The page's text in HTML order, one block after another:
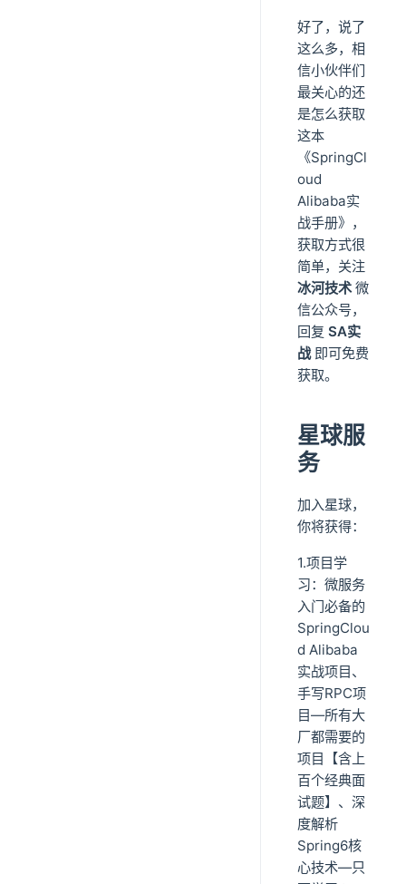
好了，说了
这么多，相
信小伙伴们
最关心的还
是怎么获取
这本
《SpringCl
oud
Alibaba实
战手册》，
获取方式很
简单，关注
冰河技术微
信公众号，
回复 SA实
战即可免费
获取。
星球服
务
加入星球，
你将获得：
1.项目学
习：微服务
入门必备的
SpringClou
d Alibaba
实战项目、
手写RPC项
目—所有大
厂都需要的
项目【含上
百个经典面
试题】、深
度解析
Spring6核
心技术—只